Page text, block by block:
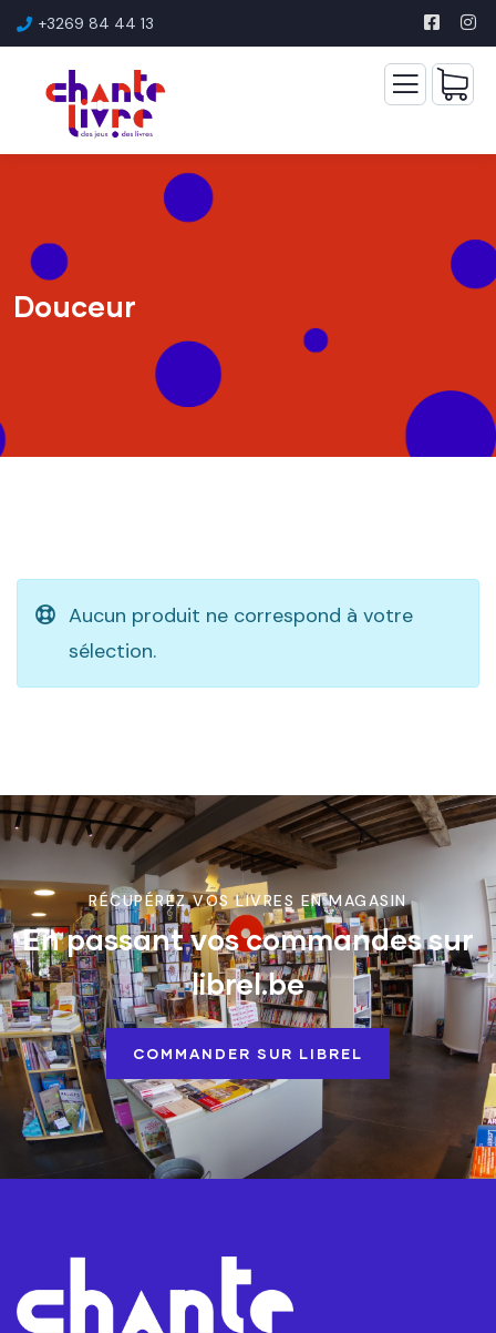
+3269 84 44 13
Douceur
Aucun produit ne correspond à votre
sélection.
RÉCUPÉREZ VOS LIVRES EN MAGASIN
En passant vos commandes sur
librel.be
COMMANDER SUR LIBREL